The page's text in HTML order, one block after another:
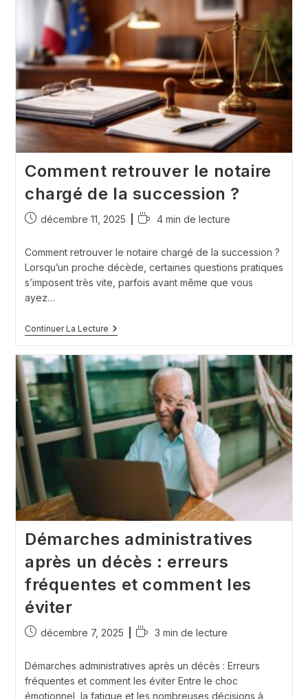
Pompes
Funèbres
Après
Décès
?
Comment retrouver le notaire
chargé de la succession ?
Publication
décembre 11, 2025
Temps
lecture :
4 min de lecture
Comment retrouver le notaire chargé de la succession ?
Lorsqu’un proche décède, certaines questions pratiques
s’imposent très vite, parfois avant même que vous
ayez…
Continuer La LectureComment
Retrouver
Notaire
Chargé
De
Succession
?
Démarches administratives
après un décès : erreurs
fréquentes et comment les
éviter
Publication
décembre 7, 2025
Temps
lecture :
3 min de lecture
Démarches administratives après un décès : Erreurs
fréquentes et comment les éviter Entre le choc
émotionnel, la fatigue et les nombreuses décisions à